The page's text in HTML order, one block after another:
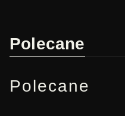
Polecane
Polecane